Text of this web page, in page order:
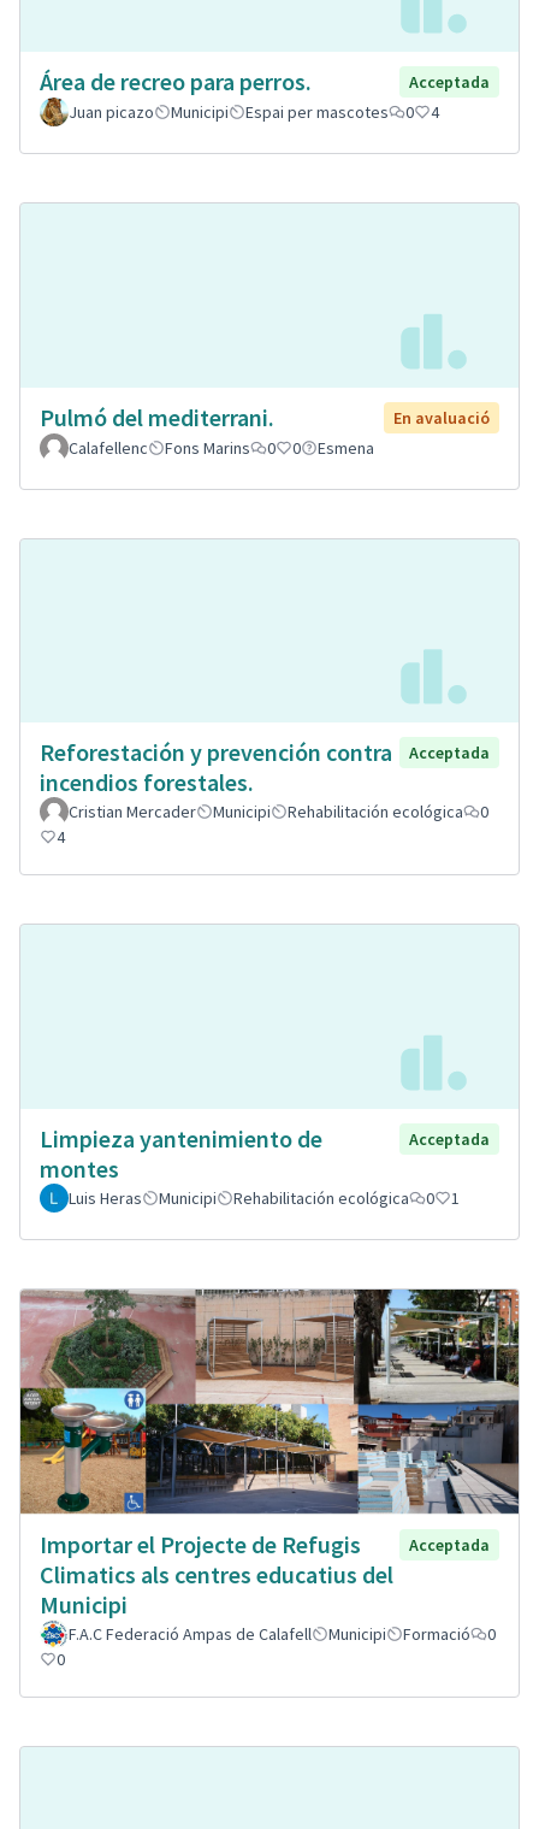
Área de recreo para perros.
Acceptada
Juan picazo
Municipi Espai per mascotes 0 4
Pulmó del mediterrani.
En avaluació
Calafellenc
Fons Marins 0 0 Esmena
Reforestación y prevención contra
incendios forestales.
Acceptada
Cristian Mercader Municipi Rehabilitación ecológica
0
4
Limpieza yantenimiento de
montes
Acceptada
Luis Heras Municipi Rehabilitación ecológica 0 1
Importar el Projecte de Refugis
Climatics als centres educatius del
Municipi
Acceptada
F.A.C Federació Ampas de Calafell Municipi Formació
0
0